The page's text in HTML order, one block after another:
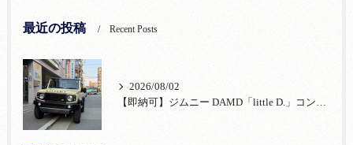
最近の投稿 Recent Posts
2026/08/02
【即納可】ジムニー DAMD「little D.」コンプリート！登録済未使用車あり